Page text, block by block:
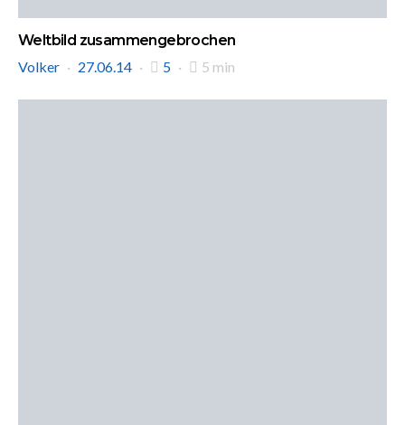
Weltbild zusammengebrochen
Volker
27.06.14 5 5 min